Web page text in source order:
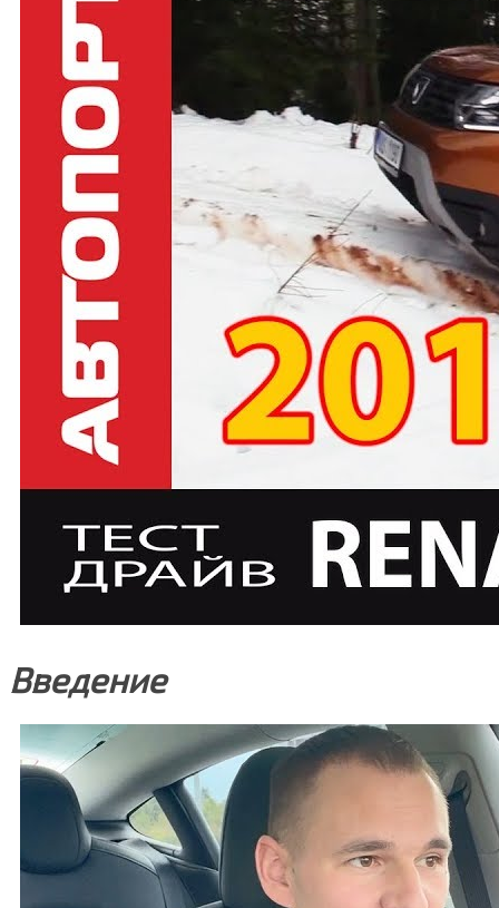
Введение